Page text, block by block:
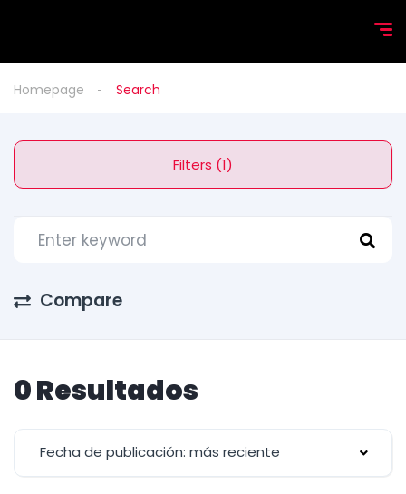
Homepage Search
Filters (1)
Compare
0 Resultados
Fecha de publicación: más reciente